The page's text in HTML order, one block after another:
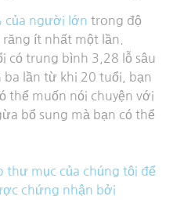
của người lớn trong độ
ít nhất một lần.
có trung bình 3,28 lỗ sâu
ba lần từ khi 20 tuổi, bạn
thể muốn nói chuyện với
bổ sung mà bạn có thể
thư mục của chúng tôi để
chứng nhận bởi